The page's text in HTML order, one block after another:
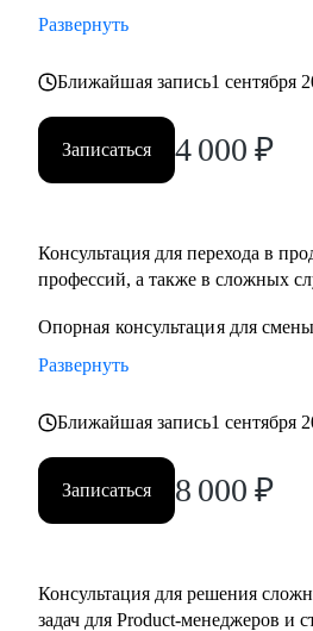
продуктом.
• Владельцам стартапа.
Развернуть
Ближайшая запись1 сентября
Записаться 4 000 ₽
Консультация для перехода в
профессий, а также в сложных
Опорная консультация для
Развернуть
Ближайшая запись1 сентября
Записаться 8 000 ₽
Консультация для решения
задач для Product-менеджеров и